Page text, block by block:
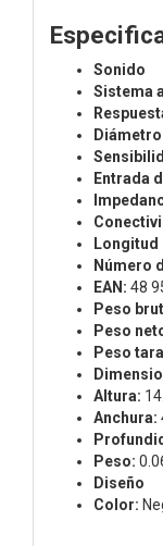
Sonido
Sistema
Entrada
Longitud
Número
EAN: 48
Peso
Peso
Peso
Altura:
Anchura:
Peso:
Diseño
Color: